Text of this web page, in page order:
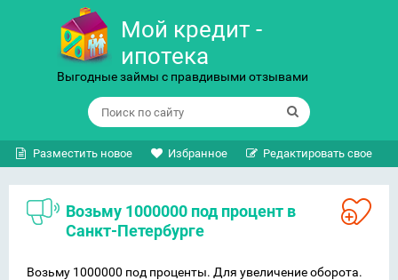
Мой кредит -
ипотека
Выгодные займы с правдивыми отзывами
Разместить новое Избранное Редактировать свое
Возьму 1000000 под процент в
Санкт-Петербурге
Возьму 1000000 под проценты. Для увеличение оборота.